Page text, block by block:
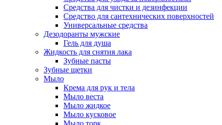
Средства для чистки и дезинфекции
Средство для сантехнических поверхностей
Универсальные средства
Дезодоранты мужские
Гель для душа
Жидкость для снятия лака
Зубные пасты
Зубные щетки
Мыло
Крема для рук и тела
Мыло веста
Мыло жидкое
Мыло кусковое
Мыло торк